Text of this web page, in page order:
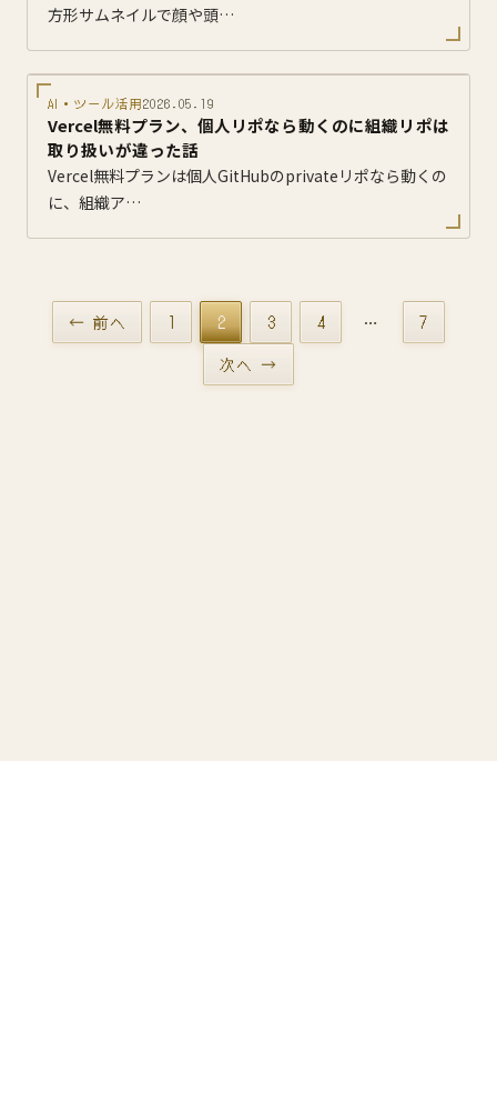
方形サムネイルで顔や頭…
AI・ツール活用2026.05.19
Vercel無料プラン、個人リポなら動くのに組織リポは
取り扱いが違った話
Vercel無料プランは個人GitHubのprivateリポなら動くの
に、組織ア…
← 前へ 1 2 3 4 …
7
次へ →